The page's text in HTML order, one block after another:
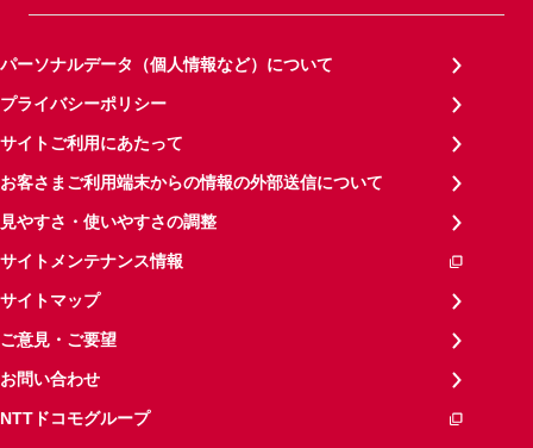
パーソナルデータ（個人情報など）について
プライバシーポリシー
サイトご利用にあたって
お客さまご利用端末からの情報の外部送信について
見やすさ・使いやすさの調整
サイトメンテナンス情報
サイトマップ
ご意見・ご要望
お問い合わせ
NTTドコモグループ